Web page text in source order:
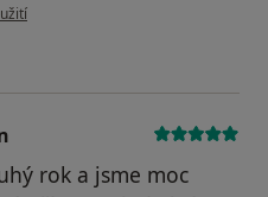
uživatele Váš účet byl odstraněn
rok a jsme moc